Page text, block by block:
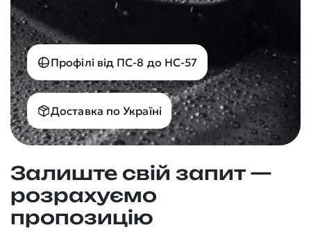
Профілі від ПС-8 до НС-57
Доставка по Україні
Залиште свій запит —
розрахуємо
пропозицію